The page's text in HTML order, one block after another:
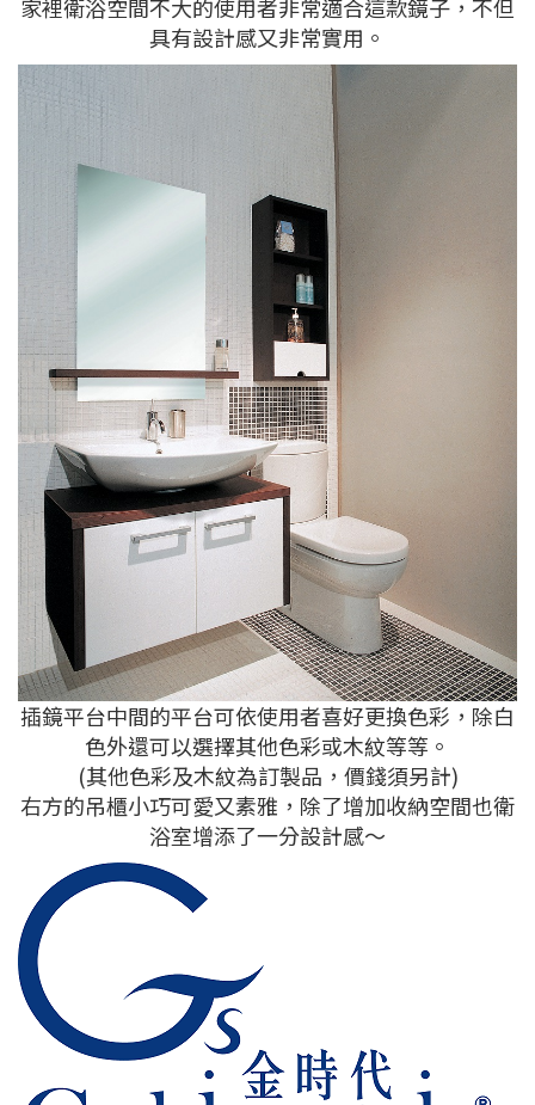
家裡衛浴空間不大的使用者非常適合這款鏡子，不但
具有設計感又非常實用。
插鏡平台中間的平台可依使用者喜好更換色彩，除白
色外還可以選擇其他色彩或木紋等等。
(其他色彩及木紋為訂製品，價錢須另計)
右方的吊櫃小巧可愛又素雅，除了增加收納空間也衛
浴室增添了一分設計感～